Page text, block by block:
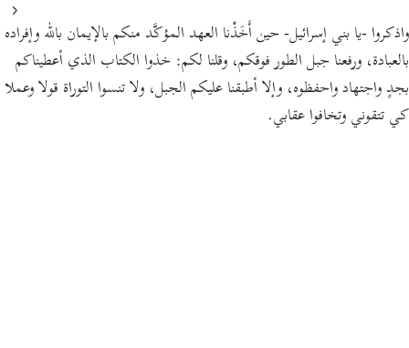
واذكروا -يا بني إسرائيل- حين أَخَذْنا العهد المؤكَّد منكم بالإيمان بالله وإفراده
بالعبادة، ورفعنا جبل الطور فوقكم، وقلنا لكم: خذوا الكتاب الذي أعطيناكم
بجدٍ واجتهاد واحفظوه، وإلا أطبقنا عليكم الجبل، ولا تنسوا التوراة قولا وعملا
كي تتقوني وتخافوا عقابي.